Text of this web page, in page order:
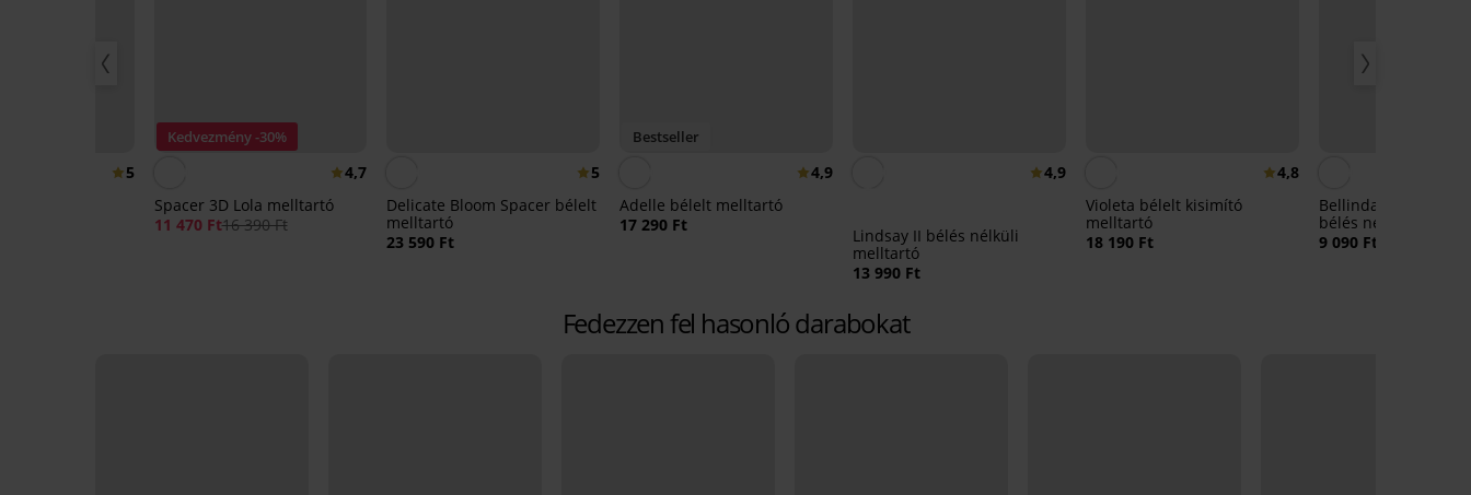
5
Kedvezmény -30%
4,7
Spacer 3D Lola melltartó
11 470 Ft16 390 Ft
5
Delicate Bloom Spacer bélelt
melltartó
23 590 Ft
Bestseller
4,9
Adelle bélelt melltartó
17 290 Ft
4,9
Lindsay II bélés nélküli
melltartó
13 990 Ft
4,8
Violeta bélelt kisimító
melltartó
18 190 Ft
Bellinda Microfiber
bélés nélküli
9 090 Ft
Fedezzen fel hasonló darabokat